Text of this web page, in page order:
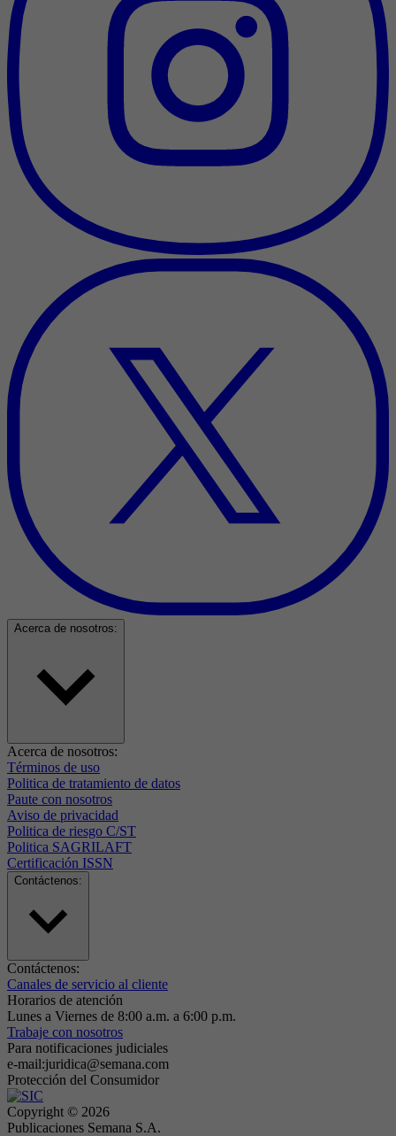
Acerca de nosotros:
Acerca de nosotros:
Términos de uso
Politica de tratamiento de datos
Paute con nosotros
Aviso de privacidad
Politica de riesgo C/ST
Politica SAGRILAFT
Certificación ISSN
Contáctenos:
Contáctenos:
Canales de servicio al cliente
Horarios de atención
Lunes a Viernes de 8:00 a.m. a 6:00 p.m.
Trabaje con nosotros
Para notificaciones judiciales
e-mail:juridica@semana.com
Protección del Consumidor
Copyright © 2026
Publicaciones Semana S.A.